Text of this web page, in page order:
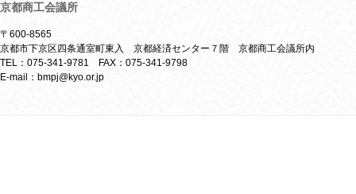
京都商工会議所
〒600-8565
京都市下京区四条通室町東入 京都経済センター７階 京都商工会議所内
TEL：075-341-9781 FAX：075-341-9798
E-mail：bmpj@kyo.or.jp